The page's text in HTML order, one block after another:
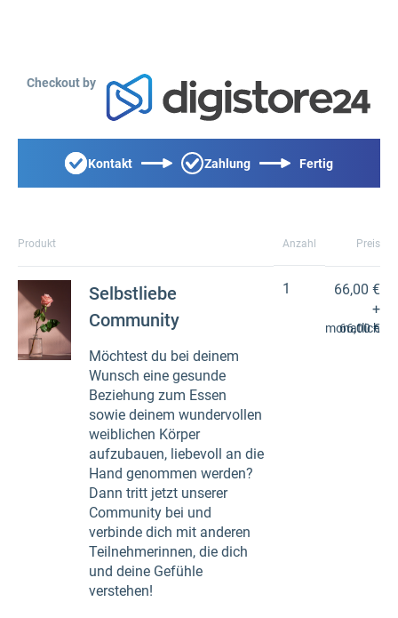
Checkout by
Kontakt Zahlung Fertig
Produkt Anzahl Preis
Selbstliebe
Community
Möchtest du bei deinem
Wunsch eine gesunde
Beziehung zum Essen
sowie deinem wundervollen
weiblichen Körper
aufzubauen, liebevoll an die
Hand genommen werden?
Dann tritt jetzt unserer
Community bei und
verbinde dich mit anderen
Teilnehmerinnen, die dich
und deine Gefühle
verstehen!
1
66,00 €
+
66,00 €
monatlich